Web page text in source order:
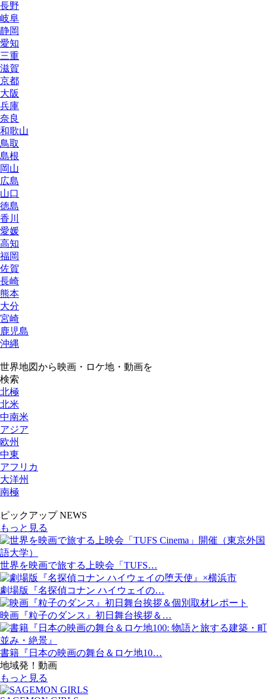
長野
岐阜
静岡
愛知
三重
滋賀
京都
大阪
兵庫
奈良
和歌山
鳥取
島根
岡山
広島
山口
徳島
香川
愛媛
高知
福岡
佐賀
長崎
熊本
大分
宮崎
鹿児島
沖縄
世界地図から映画・ロケ地・動画を
検索
北極
北米
中南米
アジア
欧州
中東
アフリカ
大洋州
南極
ピックアップ NEWS
もっと見る
世界を映画で旅する上映会「TUFS…
劇場版『名探偵コナン ハイウェイの…
映画『粒子のダンス』初日舞台挨拶＆…
書籍『日本の映画の舞台＆ロケ地10…
地域発！動画
もっと見る